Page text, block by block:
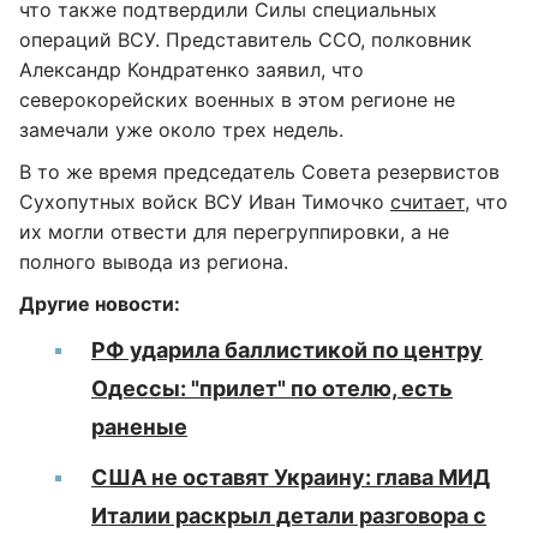
что также подтвердили Силы специальных
операций ВСУ. Представитель ССО, полковник
Александр Кондратенко заявил, что
северокорейских военных в этом регионе не
замечали уже около трех недель.
В то же время председатель Совета резервистов
Сухопутных войск ВСУ Иван Тимочко считает, что
их могли отвести для перегруппировки, а не
полного вывода из региона.
Другие новости:
РФ ударила баллистикой по центру
Одессы: "прилет" по отелю, есть
раненые
США не оставят Украину: глава МИД
Италии раскрыл детали разговора с